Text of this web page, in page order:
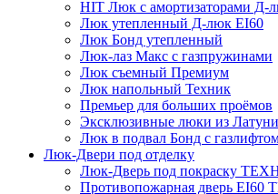
HIT Люк с амортизаторами Д-
Люк утепленный Д-люк EI60
Люк Бонд утепленный
Люк-лаз Макс с газпружинами
Люк съемный Премиум
Люк напольный Техник
Премьер для больших проёмов
Эксклюзивные люки из Латуни
Люк в подвал Бонд c
Люк-Двери под отделку
Люк-Дверь под покраску
Противопожарная дверь EI60